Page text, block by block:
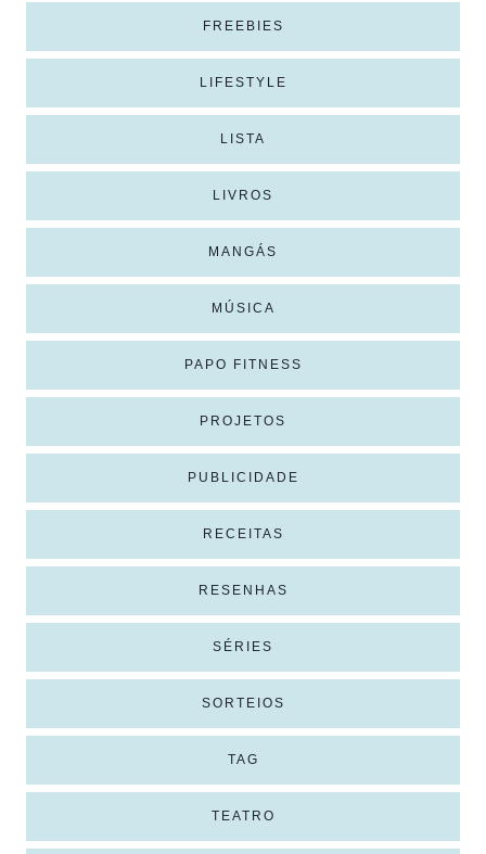
FREEBIES
LIFESTYLE
LISTA
LIVROS
MANGÁS
MÚSICA
PAPO FITNESS
PROJETOS
PUBLICIDADE
RECEITAS
RESENHAS
SÉRIES
SORTEIOS
TAG
TEATRO